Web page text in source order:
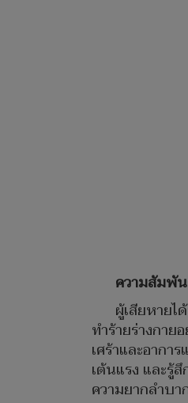
ความสัมพั
ผู้เสียหาย
ทำร้ายร่างกา
เศร้าและอาก
เต้นแรง และรู้
ความยากลำบ